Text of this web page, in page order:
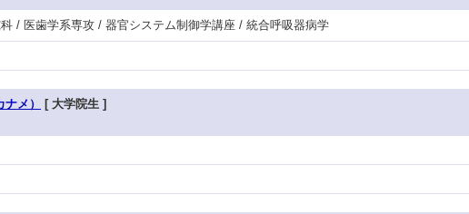
/ 医歯学系専攻 / 器官システム制御学講座 / 統合呼吸器病学
メ） [ 大学院生 ]